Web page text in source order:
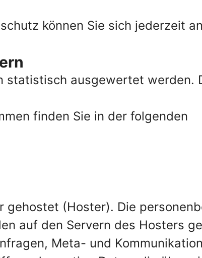
können Sie sich jederzeit
statistisch ausgewertet werden.
finden Sie in der folgenden
(Hoster). Die
auf den Servern des Hosters
Meta- und